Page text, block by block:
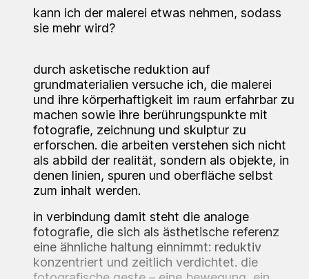
kann ich der malerei etwas nehmen, sodass
sie mehr wird?
durch asketische reduktion auf
grundmaterialien versuche ich, die malerei
und ihre körperhaftigkeit im raum erfahrbar zu
machen sowie ihre berührungspunkte mit
fotografie, zeichnung und skulptur zu
erforschen. die arbeiten verstehen sich nicht
als abbild der realität, sondern als objekte, in
denen linien, spuren und oberfläche selbst
zum inhalt werden.
in verbindung damit steht die analoge
fotografie, die sich als ästhetische referenz
eine ähnliche haltung einnimmt: reduktiv
konzentriert und zeitlich verdichtet. die